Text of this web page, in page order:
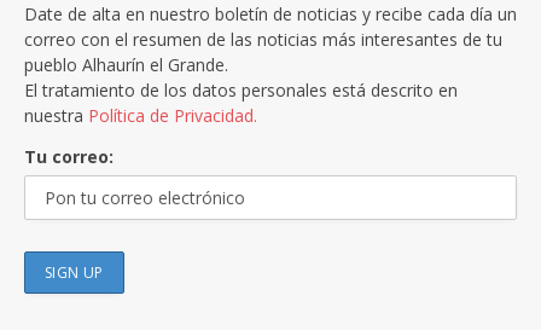
Date de alta en nuestro boletín de noticias y recibe cada día un
correo con el resumen de las noticias más interesantes de tu
pueblo Alhaurín el Grande.
El tratamiento de los datos personales está descrito en
nuestra Política de Privacidad.
Tu correo: